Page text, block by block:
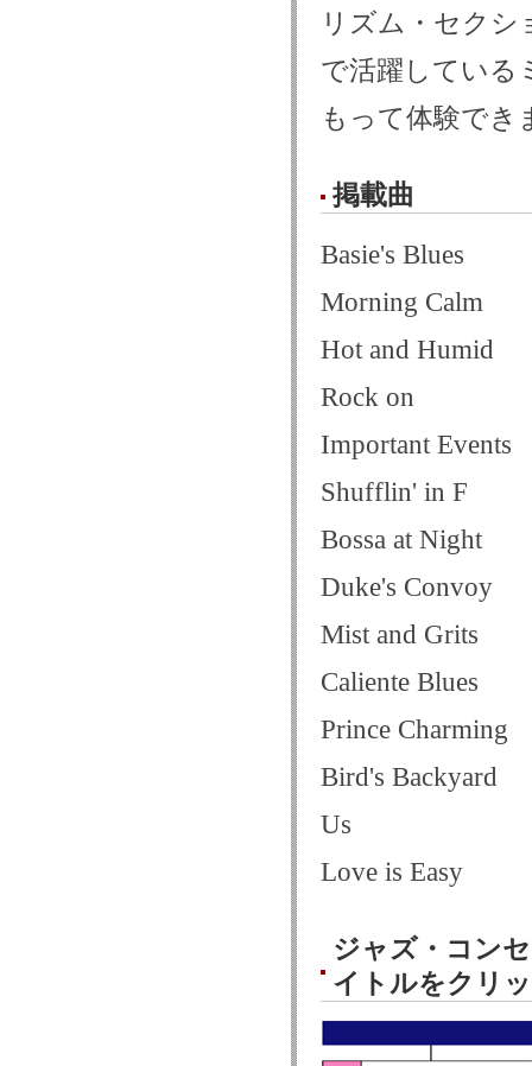
リズム・セクシ
で活躍している
もって体験でき
掲載曲
Basie's Blues
Morning Calm
Hot and Humid
Rock on
Important Events
Shufflin' in F
Bossa at Night
Duke's Convoy
Mist and Grits
Caliente Blues
Prince Charming
Bird's Backyard
Us
Love is Easy
ジャズ・コン
イトルをクリ